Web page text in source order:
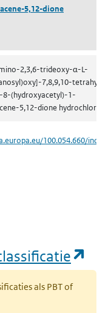
5,12-dione
2,3,6-trideoxy-α-L-
7,8,9,10-
8-(hydroxyacetyl)-1-
5,12-dione hydrochloride
100.054.660/
als PBT of